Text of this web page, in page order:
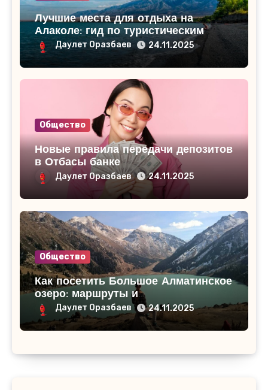
Лучшие места для отдыха на
Алаколе: гид по туристическим
базамДаулет Оразбаев 24.11.2025
Общество
Новые правила передачи депозитов
в Отбасы банке
Даулет Оразбаев 24.11.2025
Общество
Как посетить Большое Алматинское
озеро: маршруты и
достопримечательности
Даулет Оразбаев 24.11.2025